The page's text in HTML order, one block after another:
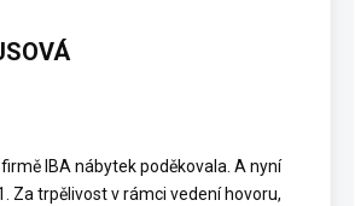
IBA nábytek poděkovala. A nyní
Za trpělivost v rámci vedení hovoru,